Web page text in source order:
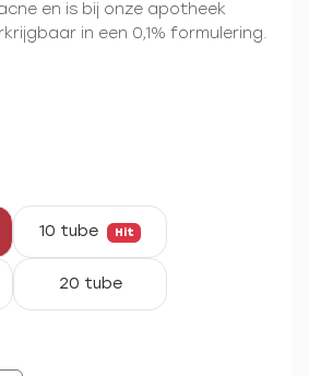
en is bij onze apotheek
in een 0,1% formulering.
10 tube Hit
20 tube